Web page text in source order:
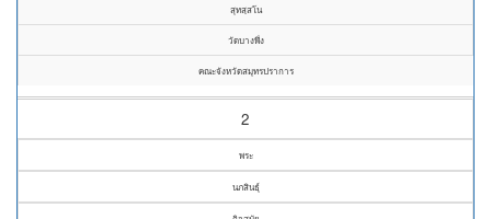
สุทสฺสโน
วัดบางพึ่ง
คณะจังหวัดสมุทรปราการ
2
พระ
นภสินธุ์